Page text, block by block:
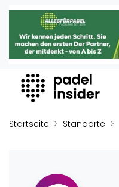
Padel Insider
Home
Organisationen
Buchungssysteme
Padel-Shops
Verschiedenes
Startseite Standorte